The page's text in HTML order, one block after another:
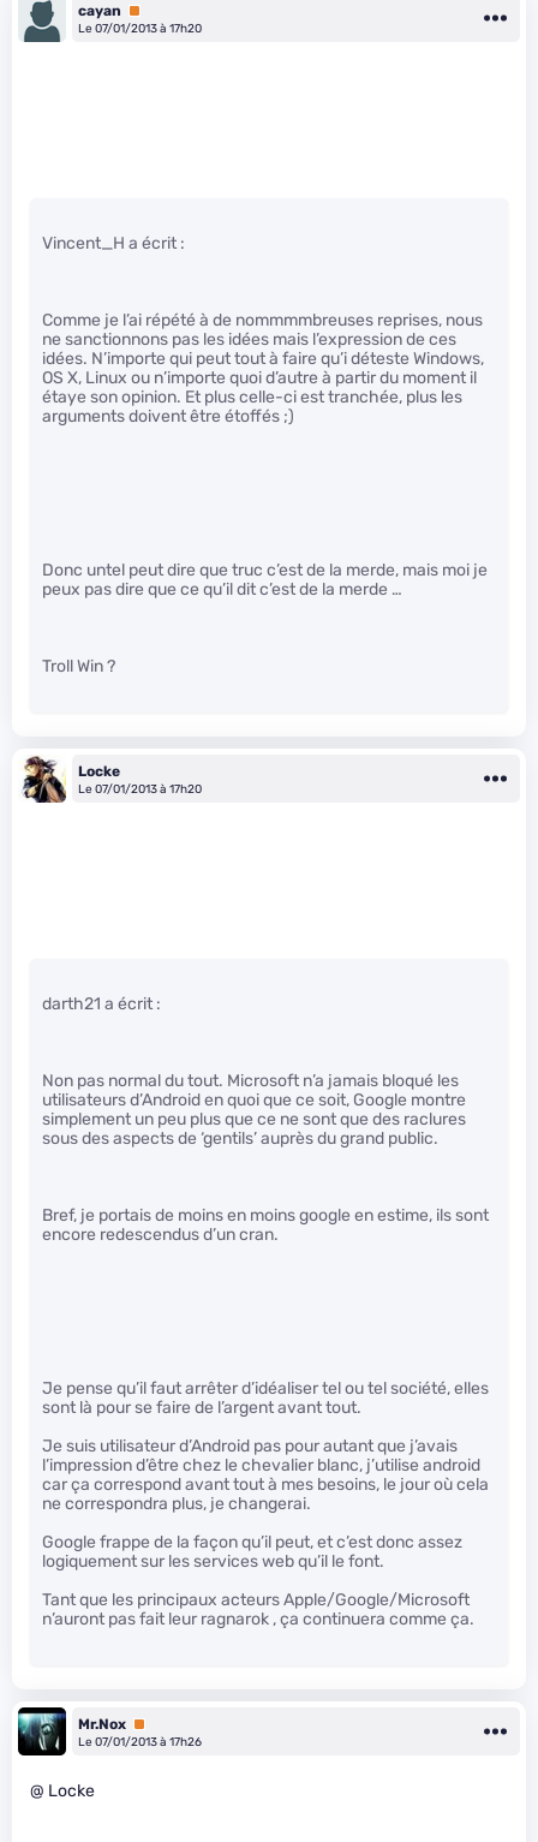
cayan
Premium
Le 07/01/2013 à 17h20
Vincent_H a écrit :
Comme je l’ai répété à de nommmmbreuses reprises, nous
ne sanctionnons pas les idées mais l’expression de ces
idées. N’importe qui peut tout à faire qu’i déteste Windows,
OS X, Linux ou n’importe quoi d’autre à partir du moment il
étaye son opinion. Et plus celle-ci est tranchée, plus les
arguments doivent être étoffés ;)
Donc untel peut dire que truc c’est de la merde, mais moi je
peux pas dire que ce qu’il dit c’est de la merde …
Troll Win ?
Locke
Le 07/01/2013 à 17h20
darth21 a écrit :
Non pas normal du tout. Microsoft n’a jamais bloqué les
utilisateurs d’Android en quoi que ce soit, Google montre
simplement un peu plus que ce ne sont que des raclures
sous des aspects de ‘gentils’ auprès du grand public.
Bref, je portais de moins en moins google en estime, ils sont
encore redescendus d’un cran.
Je pense qu’il faut arrêter d’idéaliser tel ou tel société, elles
sont là pour se faire de l’argent avant tout.
Je suis utilisateur d’Android pas pour autant que j’avais
l’impression d’être chez le chevalier blanc, j’utilise android
car ça correspond avant tout à mes besoins, le jour où cela
ne correspondra plus, je changerai.
Google frappe de la façon qu’il peut, et c’est donc assez
logiquement sur les services web qu’il le font.
Tant que les principaux acteurs Apple/Google/Microsoft
n’auront pas fait leur ragnarok , ça continuera comme ça.
Mr.Nox Premium
Le 07/01/2013 à 17h26
@ Locke